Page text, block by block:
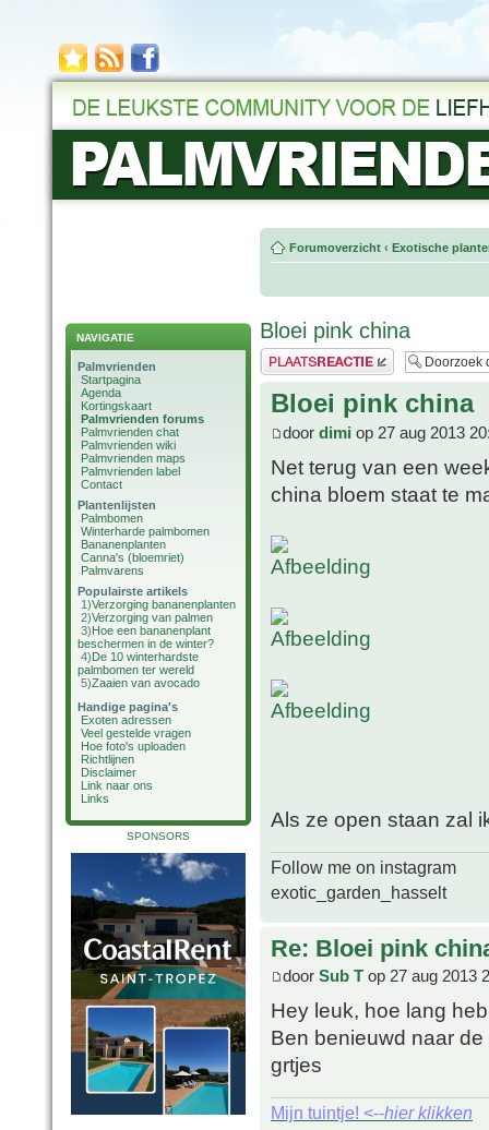
NAVIGATIE
Palmvrienden
Startpagina
Agenda
Kortingskaart
Palmvrienden forums
Palmvrienden chat
Palmvrienden wiki
Palmvrienden maps
Palmvrienden label
Contact
Plantenlijsten
Palmbomen
Winterharde palmbomen
Bananenplanten
Canna's (bloemriet)
Palmvarens
Populairste artikels
1)Verzorging bananenplanten
2)Verzorging van palmen
3)Hoe een bananenplant
beschermen in de winter?
4)De 10 winterhardste
palmbomen ter wereld
5)Zaaien van avocado
Handige pagina's
Exoten adressen
Veel gestelde vragen
Hoe foto's uploaden
Richtlijnen
Disclaimer
Link naar ons
Links
SPONSORS
Forumoverzicht ‹ Exotische
Bloei pink china
Plaats een reactie
Bloei pink china
door dimi op 27 aug 2013
Net terug van een
china bloem staat te
Als ze open staan zal
Follow me on instagram
exotic_garden_hasselt
Re: Bloei pink
door Sub T op 27 aug 2013
Hey leuk, hoe lang
Ben benieuwd naar de
grtjes
Mijn tuintje! <--hier klikken